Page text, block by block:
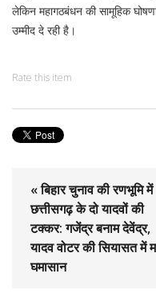
लेकिन महागठबंधन की सामूहिक
उम्मीद दे रही है।
Rate this item
« बिहार चुनाव की रणभूमि में
छत्तीसगढ़ के दो यादवों की
टक्कर: गजेंद्र बनाम देवेंद्र,
यादव वोटर की सियासत में
घमासान